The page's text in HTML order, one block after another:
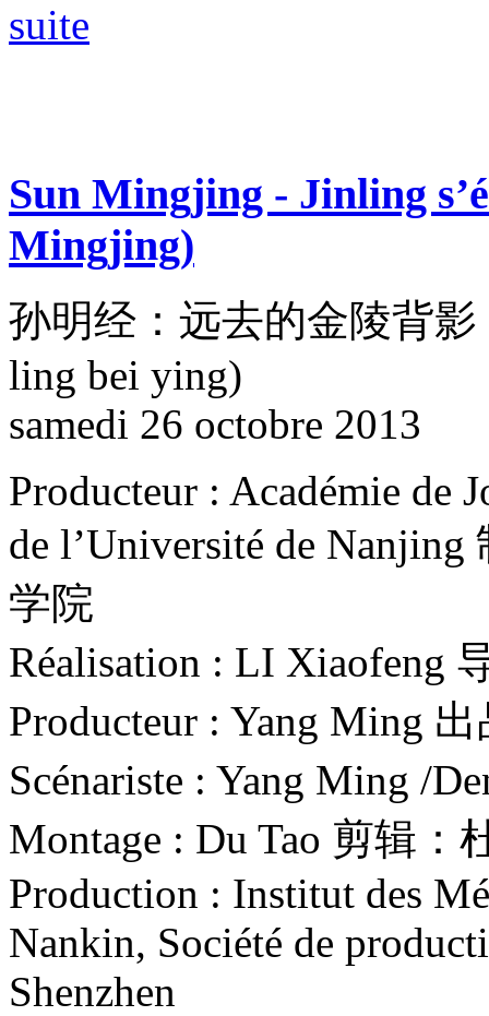
suite
Sun Mingjing - Jinling
Mingjing)
孙明经：远去的金陵背影
ling bei ying)
samedi 26 octobre 2013
Producteur : Académie de
de l’Université de
学院
Réalisation : LI Xiaofeng
Producteur : Yang Ming
Scénariste : Yang Ming /
Montage : Du Tao 剪辑：
Production : Institut des
Nankin, Société de
Shenzhen